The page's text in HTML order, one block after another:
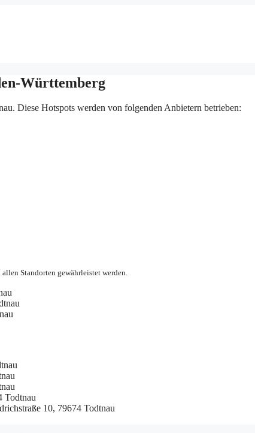
Württemberg
Diese Hotspots werden von folgenden Anbietern betrieben:
Standorten gewährleistet werden.
Todtnau
10, 79674 Todtnau